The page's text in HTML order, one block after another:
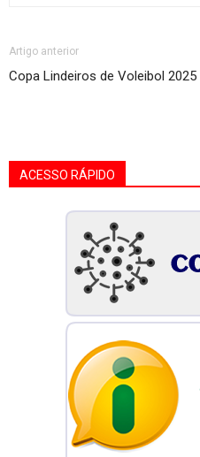
Artigo anterior
Copa Lindeiros de Voleibol 2025
ACESSO RÁPIDO